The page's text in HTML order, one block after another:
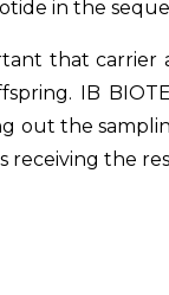
in the
that
IB
out the
receiving the